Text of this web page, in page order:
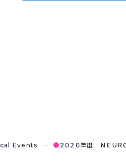
Events ●２０２０年度 ＮＥＵ